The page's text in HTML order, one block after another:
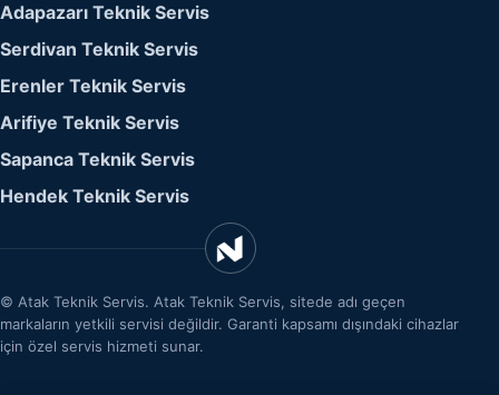
Adapazarı Teknik Servis
Serdivan Teknik Servis
Erenler Teknik Servis
Arifiye Teknik Servis
Sapanca Teknik Servis
Hendek Teknik Servis
© Atak Teknik Servis. Atak Teknik Servis, sitede adı geçen
markaların yetkili servisi değildir. Garanti kapsamı dışındaki cihazlar
için özel servis hizmeti sunar.